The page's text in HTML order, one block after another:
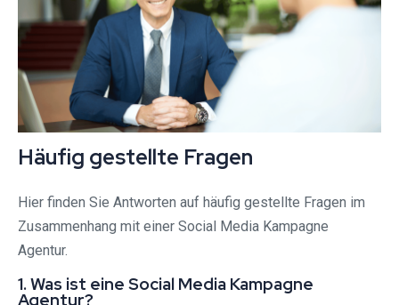
Häufig gestellte Fragen
Hier finden Sie Antworten auf häufig gestellte Fragen im
Zusammenhang mit einer Social Media Kampagne
Agentur.
1. Was ist eine Social Media Kampagne
Agentur?